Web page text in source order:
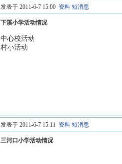
发表于 2011-6-7 15:00 资料 短消息
下溪小学活动情况
中心校活动
村小活动
发表于 2011-6-7 15:11 资料 短消息
三河口小学活动情况